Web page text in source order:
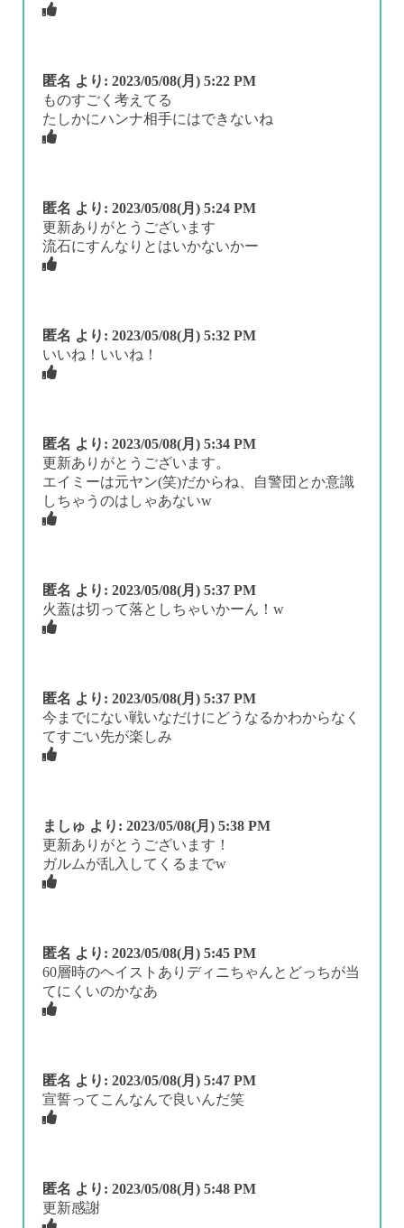
匿名 より: 2023/05/08(月) 5:22 PM
ものすごく考えてる
たしかにハンナ相手にはできないね
匿名 より: 2023/05/08(月) 5:24 PM
更新ありがとうございます
流石にすんなりとはいかないかー
匿名 より: 2023/05/08(月) 5:32 PM
いいね！いいね！
匿名 より: 2023/05/08(月) 5:34 PM
更新ありがとうございます。
エイミーは元ヤン(笑)だからね、自警団とか意識
しちゃうのはしゃあないw
匿名 より: 2023/05/08(月) 5:37 PM
火蓋は切って落としちゃいかーん！w
匿名 より: 2023/05/08(月) 5:37 PM
今までにない戦いなだけにどうなるかわからなく
てすごい先が楽しみ
ましゅ より: 2023/05/08(月) 5:38 PM
更新ありがとうございます！
ガルムが乱入してくるまでw
匿名 より: 2023/05/08(月) 5:45 PM
60層時のヘイストありディニちゃんとどっちが当
てにくいのかなあ
匿名 より: 2023/05/08(月) 5:47 PM
宣誓ってこんなんで良いんだ笑
匿名 より: 2023/05/08(月) 5:48 PM
更新感謝